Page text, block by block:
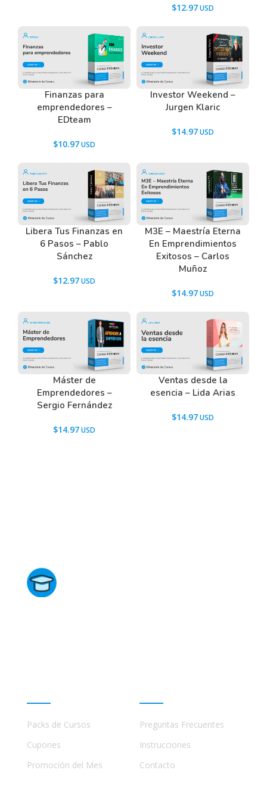
Valorar un activo mediante la metodología de flujo
Construir un presupuesto para CapEx y
depreciaciones
Los principales riesgos de usar Excel para construir
modelos financieros
Presentar tus modelos a una junta de
inversionistas
Tenemos un listado de todas las preguntas que
hacen nuestros usuarios antes de comprar y
descargar los recursos WordPress.
Ir a las
Preguntas Frecuentes , o también puedes
contactarnos usando el Chat.
$12.97
Finanzas para
emprendedores –
EDteam
$10.97
Investor Weekend –
Jurgen Klaric
$14.97
Libera Tus Finanzas en
6 Pasos – Pablo
Sánchez
$12.97
M3E – Maestría Eterna
En Emprendimientos
Exitosos – Carlos
Muñoz
$14.97
Máster de
Emprendedores –
Sergio Fernández
$14.97
Ventas desde la
esencia – Lida Arias
$14.97
Packs de Cursos
Cupones
Promoción del Mes
Preguntas Frecuentes
Instrucciones
Contacto